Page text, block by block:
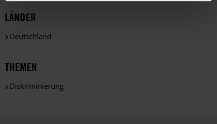
LÄNDER
Deutschland
THEMEN
Diskriminierung